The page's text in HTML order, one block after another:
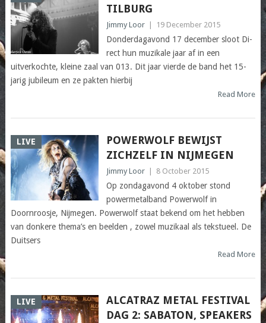
TILBURG
Jimmy Loor 19 December 2015
Donderdagavond 17 december sloot Di-
rect hun muzikale jaar af in een
uitverkochte, kleine zaal van 013. Dit jaar vierde de band het 15-
jarig jubileum en ze pakten hierbij
Read More
LIVE
POWERWOLF BEWIJST
ZICHZELF IN NIJMEGEN
Jimmy Loor 8 October 2015
Op zondagavond 4 oktober stond
powermetalband Powerwolf in
Doornroosje, Nijmegen. Powerwolf staat bekend om het hebben
van donkere thema’s en beelden , zowel muzikaal als tekstueel. De
Duitsers
Read More
LIVE
ALCATRAZ METAL FESTIVAL
DAG 2: SABATON, SPEAKERS